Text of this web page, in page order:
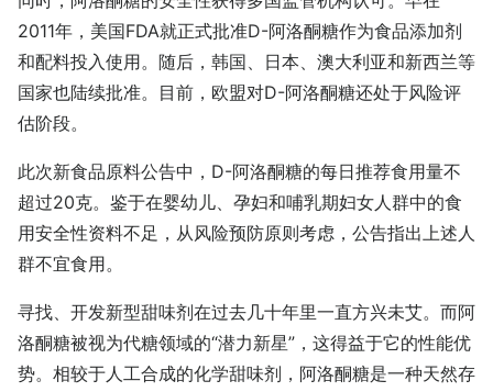
2011年，美国FDA就正式批准D-阿洛酮糖作为食品添加剂
和配料投入使用。随后，韩国、日本、澳大利亚和新西兰等
国家也陆续批准。目前，欧盟对D-阿洛酮糖还处于风险评
估阶段。
此次新食品原料公告中，D-阿洛酮糖的每日推荐食用量不
超过20克。鉴于在婴幼儿、孕妇和哺乳期妇女人群中的食
用安全性资料不足，从风险预防原则考虑，公告指出上述人
群不宜食用。
寻找、开发新型甜味剂在过去几十年里一直方兴未艾。而阿
洛酮糖被视为代糖领域的“潜力新星”，这得益于它的性能优
势。相较于人工合成的化学甜味剂，阿洛酮糖是一种天然存